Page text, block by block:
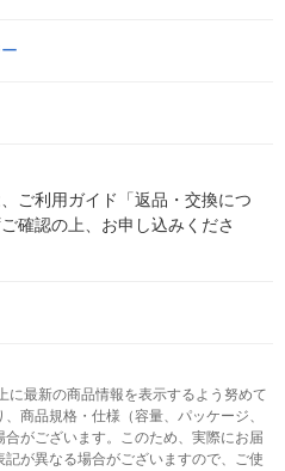
ご利用ガイド「返品・交換につ
確認の上、お申し込みくださ
に最新の商品情報を表示するよう努めて
商品規格・仕様（容量、パッケージ、
がございます。このため、実際にお届
が異なる場合がございますので、ご使